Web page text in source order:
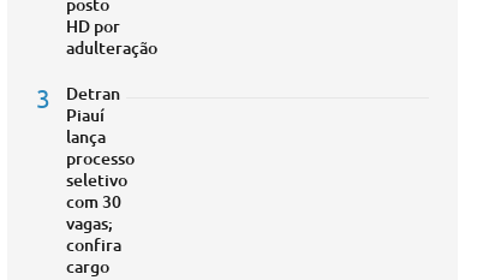
HD por
adulteração
3
Detran
Piauí
lança
processo
seletivo
com 30
vagas;
confira
cargo